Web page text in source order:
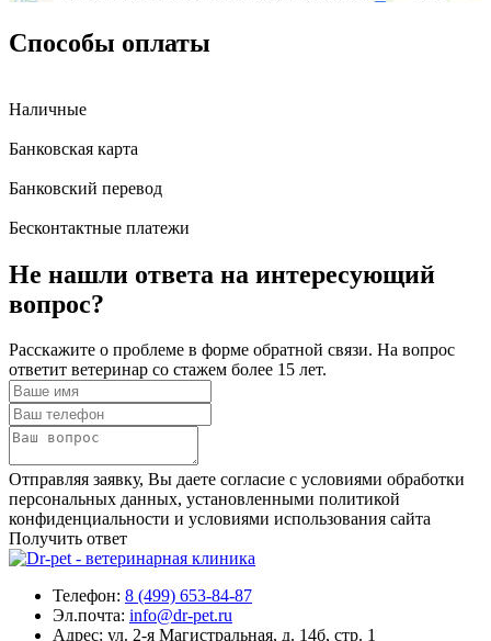
Способы оплаты
Наличные
Банковская карта
Банковский перевод
Бесконтактные платежи
Не нашли ответа на интересующий
вопрос?
Расскажите о проблеме в форме обратной связи. На вопрос
ответит ветеринар со стажем более 15 лет.
Отправляя заявку, Вы даете согласие с условиями обработки
персональных данных, установленными политикой
конфиденциальности и условиями использования сайта
Получить ответ
Телефон: 8 (499) 653-84-87
Эл.почта: info@dr-pet.ru
Адрес: ул. 2-я Магистральная, д. 14б, стр. 1